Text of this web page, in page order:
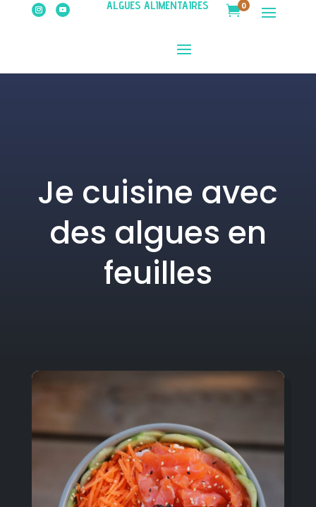
ALGUES ALIMENTAIRES 0
Je cuisine avec
des algues en
feuilles